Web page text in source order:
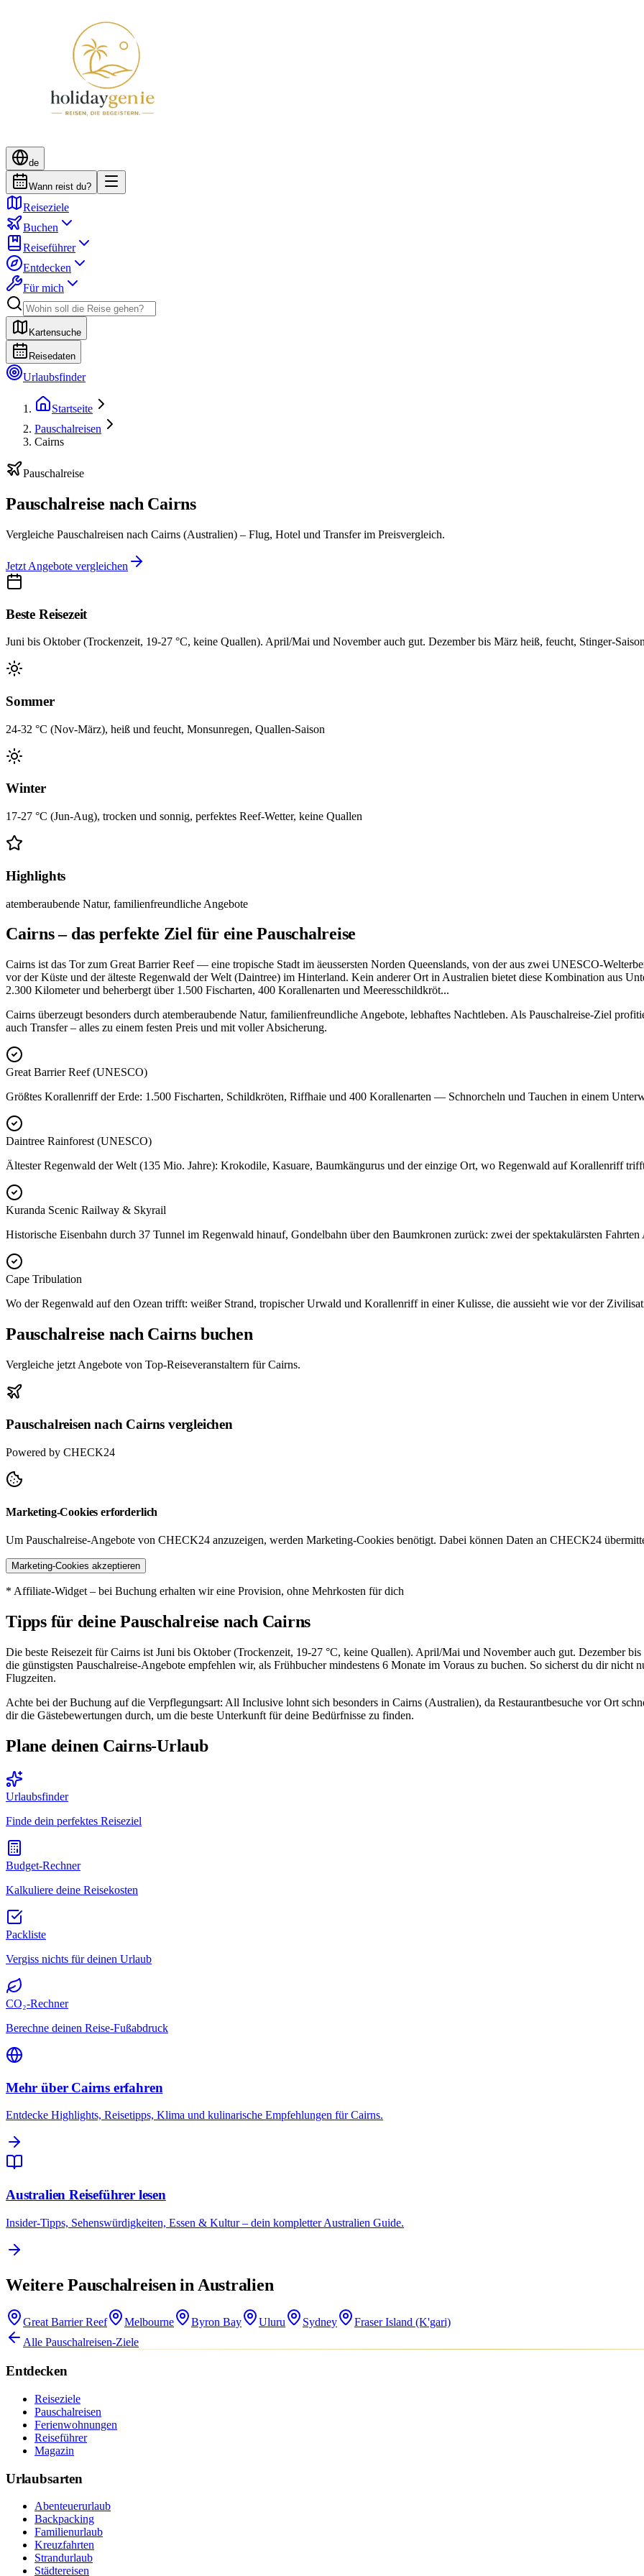
de
Wann reist du?
Reiseziele
Buchen
Reiseführer
Entdecken
Für mich
Kartensuche
Reisedaten
Urlaubsfinder
Startseite
Pauschalreisen
Cairns
Pauschalreise
Pauschalreise nach Cairns
Vergleiche Pauschalreisen nach Cairns (Australien) – Flug, Hotel und Transfer im Preisvergleich.
Jetzt Angebote vergleichen
Beste Reisezeit
Juni bis Oktober (Trockenzeit, 19-27 °C, keine Quallen). April/Mai und November auch gut. Dezember bis März heiß, feucht, Stinger-
Sommer
24-32 °C (Nov-März), heiß und feucht, Monsunregen, Quallen-Saison
Winter
17-27 °C (Jun-Aug), trocken und sonnig, perfektes Reef-Wetter, keine Quallen
Highlights
atemberaubende Natur, familienfreundliche Angebote
Cairns – das perfekte Ziel für eine Pauschalreise
Cairns ist das Tor zum Great Barrier Reef — eine tropische Stadt im äeussersten Norden Queenslands, von der aus zwei UNESCO-
vor der Küste und der älteste Regenwald der Welt (Daintree) im Hinterland. Kein anderer Ort in Australien bietet diese Kombination aus
2.300 Kilometer und beherbergt über 1.500 Fischarten, 400 Korallenarten und Meeresschildkröt...
Cairns überzeugt besonders durch atemberaubende Natur, familienfreundliche Angebote, lebhaftes Nachtleben. Als Pauschalreise-Ziel
auch Transfer – alles zu einem festen Preis und mit voller Absicherung.
Great Barrier Reef (UNESCO)
Größtes Korallenriff der Erde: 1.500 Fischarten, Schildkröten, Riffhaie und 400 Korallenarten — Schnorcheln und Tauchen in einem
Daintree Rainforest (UNESCO)
Ältester Regenwald der Welt (135 Mio. Jahre): Krokodile, Kasuare, Baumkängurus und der einzige Ort, wo Regenwald auf Korallenriff
Kuranda Scenic Railway & Skyrail
Historische Eisenbahn durch 37 Tunnel im Regenwald hinauf, Gondelbahn über den Baumkronen zurück: zwei der spektakulärsten Fahrten
Cape Tribulation
Wo der Regenwald auf den Ozean trifft: weißer Strand, tropischer Urwald und Korallenriff in einer Kulisse, die aussieht wie vor der
Pauschalreise nach Cairns buchen
Vergleiche jetzt Angebote von Top-Reiseveranstaltern für Cairns.
Pauschalreisen nach Cairns vergleichen
Powered by CHECK24
Marketing-Cookies erforderlich
Um Pauschalreise-Angebote von CHECK24 anzuzeigen, werden Marketing-Cookies benötigt. Dabei können Daten an CHECK24
Marketing-Cookies akzeptieren
* Affiliate-Widget – bei Buchung erhalten wir eine Provision, ohne Mehrkosten für dich
Tipps für deine Pauschalreise nach Cairns
Die beste Reisezeit für Cairns ist Juni bis Oktober (Trockenzeit, 19-27 °C, keine Quallen). April/Mai und November auch gut. Dezember
die günstigsten Pauschalreise-Angebote empfehlen wir, als Frühbucher mindestens 6 Monate im Voraus zu buchen. So sicherst du dir nicht
Flugzeiten.
Achte bei der Buchung auf die Verpflegungsart: All Inclusive lohnt sich besonders in Cairns (Australien), da Restaurantbesuche vor Ort
dir die Gästebewertungen durch, um die beste Unterkunft für deine Bedürfnisse zu finden.
Plane deinen Cairns-Urlaub
Urlaubsfinder
Finde dein perfektes Reiseziel
Budget-Rechner
Kalkuliere deine Reisekosten
Packliste
Vergiss nichts für deinen Urlaub
CO₂-Rechner
Berechne deinen Reise-Fußabdruck
Mehr über Cairns erfahren
Entdecke Highlights, Reisetipps, Klima und kulinarische Empfehlungen für Cairns.
Australien Reiseführer lesen
Insider-Tipps, Sehenswürdigkeiten, Essen & Kultur – dein kompletter Australien Guide.
Weitere Pauschalreisen in Australien
Great Barrier Reef Melbourne Byron Bay Uluru Sydney
Fraser Island (K'gari)
Alle Pauschalreisen-Ziele
Entdecken
Reiseziele
Pauschalreisen
Ferienwohnungen
Reiseführer
Magazin
Urlaubsarten
Abenteuerurlaub
Backpacking
Familienurlaub
Kreuzfahrten
Strandurlaub
Städtereisen